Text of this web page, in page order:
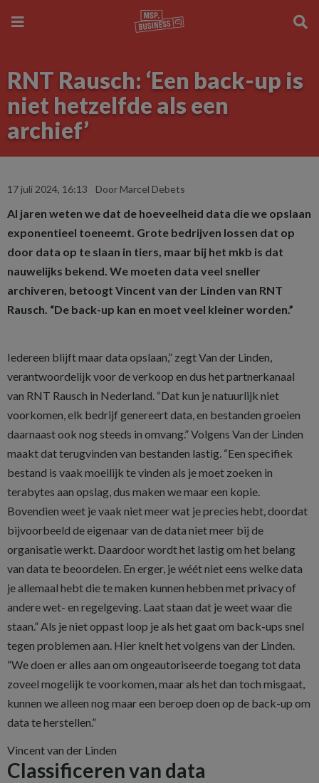
RNT Rausch: ‘Een back-up is
niet hetzelfde als een
archief’
17 juli 2024, 16:13 Door Marcel Debets
Al jaren weten we dat de hoeveelheid data die we opslaan
exponentieel toeneemt. Grote bedrijven lossen dat op
door data op te slaan in tiers, maar bij het mkb is dat
nauwelijks bekend. We moeten data veel sneller
archiveren, betoogt Vincent van der Linden van RNT
Rausch. “De back-up kan en moet veel kleiner worden.”
Iedereen blijft maar data opslaan,” zegt Van der Linden,
verantwoordelijk voor de verkoop en dus het partnerkanaal
van RNT Rausch in Nederland. “Dat kun je natuurlijk niet
voorkomen, elk bedrijf genereert data, en bestanden groeien
daarnaast ook nog steeds in omvang.” Volgens Van der Linden
maakt dat terugvinden van bestanden lastig. “Een specifiek
bestand is vaak moeilijk te vinden als je moet zoeken in
terabytes aan opslag, dus maken we maar een kopie.
Bovendien weet je vaak niet meer wat je precies hebt, doordat
bijvoorbeeld de eigenaar van de data niet meer bij de
organisatie werkt. Daardoor wordt het lastig om het belang
van data te beoordelen. En erger, je wéét niet eens welke data
je allemaal hebt die te maken kunnen hebben met privacy of
andere wet- en regelgeving. Laat staan dat je weet waar die
staan.” Als je niet oppast loop je als het gaat om back-ups snel
tegen problemen aan. Hier knelt het volgens van der Linden.
“We doen er alles aan om ongeautoriseerde toegang tot data
zoveel mogelijk te voorkomen, maar als het dan toch misgaat,
kunnen we alleen nog maar een beroep doen op de back-up om
data te herstellen.”
Vincent van der Linden
Classificeren van data